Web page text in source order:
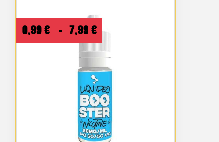
0,99 € – 7,99 € Plage
de
prix :
0,99 €
à
7,99 €